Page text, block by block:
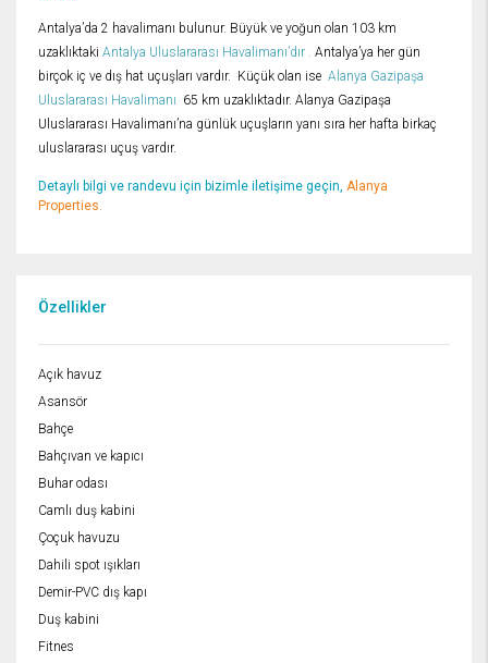
Antalya’da 2 havalimanı bulunur. Büyük ve yoğun olan 103 km
uzaklıktaki Antalya Uluslararası Havalimanı’dır . Antalya’ya her gün
birçok iç ve dış hat uçuşları vardır. Küçük olan ise Alanya Gazipaşa
Uluslararası Havalimanı 65 km uzaklıktadır. Alanya Gazipaşa
Uluslararası Havalimanı’na günlük uçuşların yanı sıra her hafta birkaç
uluslararası uçuş vardır.
Detaylı bilgi ve randevu için bizimle iletişime geçin, Alanya
Properties.
Özellikler
Açık havuz
Asansör
Bahçe
Bahçıvan ve kapıcı
Buhar odası
Camlı duş kabini
Çoçuk havuzu
Dahili spot ışıkları
Demir-PVC dış kapı
Duş kabini
Fitnes